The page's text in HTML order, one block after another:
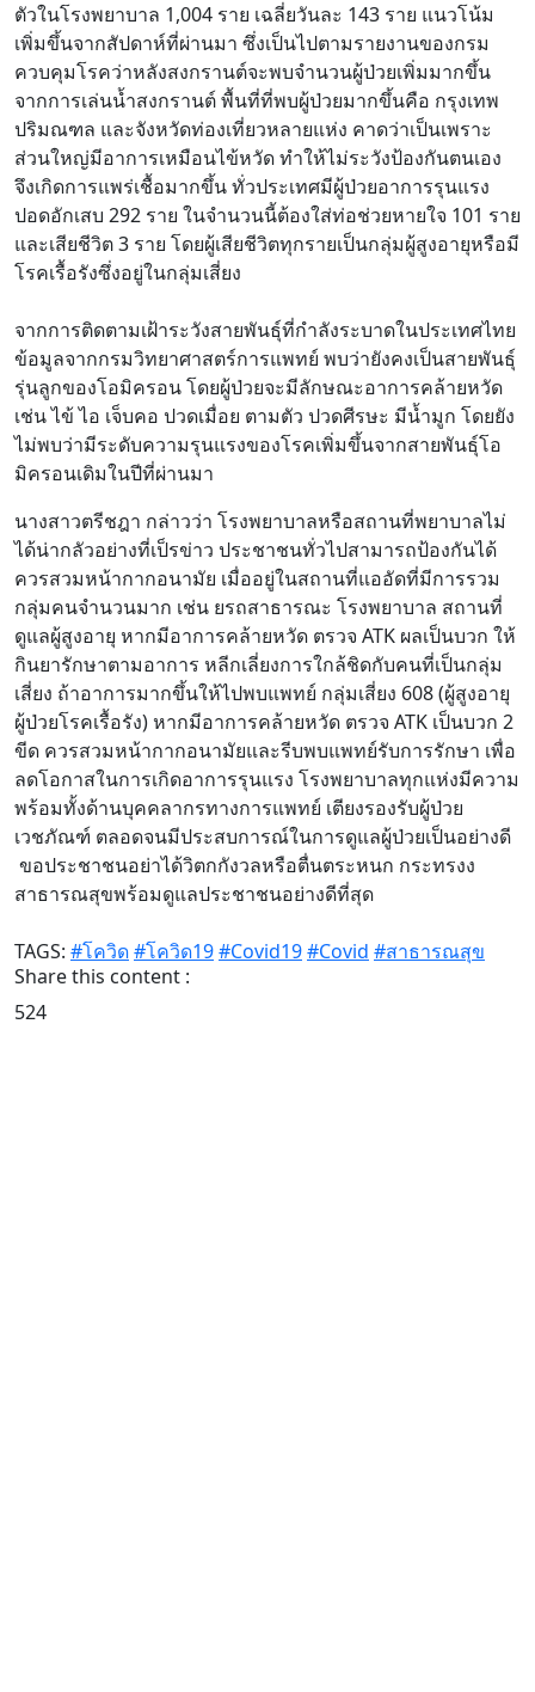
ตัวในโรงพยาบาล 1,004 ราย เฉลี่ยวันละ 143 ราย แนวโน้ม
เพิ่มขึ้นจากสัปดาห์ที่ผ่านมา ซึ่งเป็นไปตามรายงานของกรม
ควบคุมโรคว่าหลังสงกรานต์จะพบจำนวนผู้ป่วยเพิ่มมากขึ้น
จากการเล่นน้ำสงกรานต์ พื้นที่ที่พบผู้ป่วยมากขึ้นคือ กรุงเทพ
ปริมณฑล และจังหวัดท่องเที่ยวหลายแห่ง คาดว่าเป็นเพราะ
ส่วนใหญ่มีอาการเหมือนไข้หวัด ทำให้ไม่ระวังป้องกันตนเอง
จึงเกิดการแพร่เชื้อมากขึ้น ทั่วประเทศมีผู้ป่วยอาการรุนแรง
ปอดอักเสบ 292 ราย ในจำนวนนี้ต้องใส่ท่อช่วยหายใจ 101 ราย
และเสียชีวิต 3 ราย โดยผู้เสียชีวิตทุกรายเป็นกลุ่มผู้สูงอายุหรือมี
โรคเรื้อรังซึ่งอยู่ในกลุ่มเสี่ยง
จากการติดตามเฝ้าระวังสายพันธุ์ที่กำลังระบาดในประเทศไทย
ข้อมูลจากกรมวิทยาศาสตร์การแพทย์ พบว่ายังคงเป็นสายพันธุ์
รุ่นลูกของโอมิครอน โดยผู้ป่วยจะมีลักษณะอาการคล้ายหวัด
เช่น ไข้ ไอ เจ็บคอ ปวดเมื่อย ตามตัว ปวดศีรษะ มีน้ำมูก โดยยัง
ไม่พบว่ามีระดับความรุนแรงของโรคเพิ่มขึ้นจากสายพันธุ์โอ
มิครอนเดิมในปีที่ผ่านมา
นางสาวตรีชฎา กล่าวว่า โรงพยาบาลหรือสถานที่พยาบาลไม่
ได้น่ากลัวอย่างที่เป็รข่าว ประชาชนทั่วไปสามารถป้องกันได้
ควรสวมหน้ากากอนามัย เมื่ออยู่ในสถานที่แออัดที่มีการรวม
กลุ่มคนจำนวนมาก เช่น ยรถสาธารณะ โรงพยาบาล สถานที่
ดูแลผู้สูงอายุ หากมีอาการคล้ายหวัด ตรวจ ATK ผลเป็นบวก ให้
กินยารักษาตามอาการ หลีกเลี่ยงการใกล้ชิดกับคนที่เป็นกลุ่ม
เสี่ยง ถ้าอาการมากขึ้นให้ไปพบแพทย์ กลุ่มเสี่ยง 608 (ผู้สูงอายุ
ผู้ป่วยโรคเรื้อรัง) หากมีอาการคล้ายหวัด ตรวจ ATK เป็นบวก 2
ขีด ควรสวมหน้ากากอนามัยและรีบพบแพทย์รับการรักษา เพื่อ
ลดโอกาสในการเกิดอาการรุนแรง โรงพยาบาลทุกแห่งมีความ
พร้อมทั้งด้านบุคคลากรทางการแพทย์ เตียงรองรับผู้ป่วย
เวชภัณฑ์ ตลอดจนมีประสบการณ์ในการดูแลผู้ป่วยเป็นอย่างดี
ขอประชาชนอย่าได้วิตกกังวลหรือตื่นตระหนก กระทรงง
สาธารณสุขพร้อมดูแลประชาชนอย่างดีที่สุด
TAGS: #โควิด#โควิด19#Covid19#Covid #สาธารณสุข
Share this content :
524